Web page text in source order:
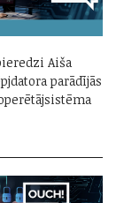
Aiša
parādījās